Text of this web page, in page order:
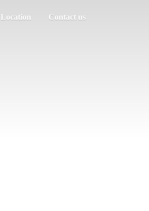
Location Contact us